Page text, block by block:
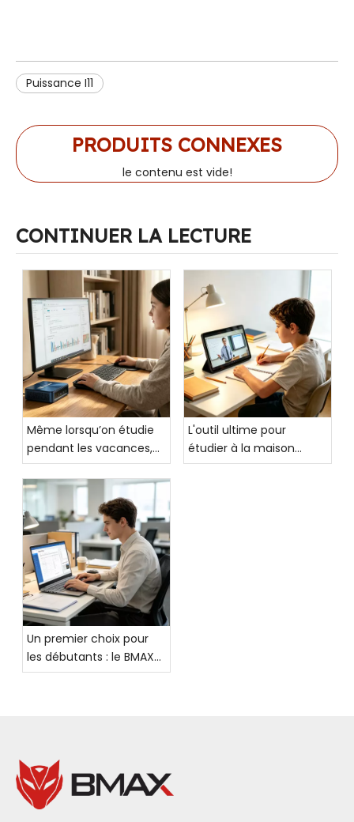
Puissance I11
PRODUITS CONNEXES
le contenu est vide!
CONTINUER LA LECTURE
Même lorsqu’on étudie
pendant les vacances,
les performances de
l’ordinateur ne peuvent
être négligées ! Ce PC IA
vous accompagnera
pour des vacances
efficaces et
épanouissantes
L'outil ultime pour
étudier à la maison
pendant les vacances :
Un premier choix pour
les débutants : le BMAX
AI Laptop X17 Turbo :
accélérer votre
évolution de carrière